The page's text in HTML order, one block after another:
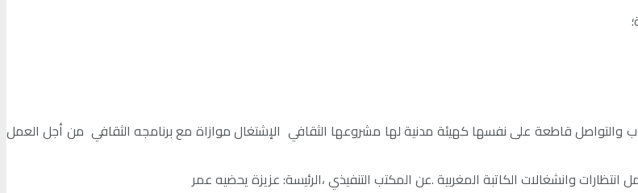
والتواصل قاطعة على نفسها كهيئة مدنية لها مشروعها الثقافي الإشتغال موازاة مع برنامجه الثقافي من أجل العمل
وانشغالات الكاتبة المغربية .عن المكتب التنفيذي ،الرئيسة: عزيزة يحضيه عمر